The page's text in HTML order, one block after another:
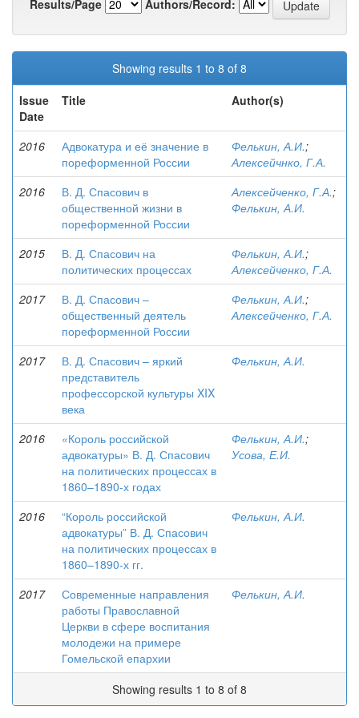
Results/Page
Authors/Record:
Showing results 1 to 8 of 8
Issue
Date
Title Author(s)
2016
Адвокатура и её значение в
пореформенной России
Фелькин, А.И.;
Алексейчнко, Г.А.
2016
В. Д. Спасович в
общественной жизни в
пореформенной России
Алексейченко, Г.А.;
Фелькин, А.И.
2015
В. Д. Спасович на
политических процессах
Фелькин, А.И.;
Алексейченко, Г.А.
2017
В. Д. Спасович –
общественный деятель
пореформенной России
Фелькин, А.И.;
Алексейченко, Г.А.
2017
В. Д. Спасович – яркий
представитель
профессорской культуры XIX
века
Фелькин, А.И.
2016
«Король российской
адвокатуры» В. Д. Спасович
на политических процессах в
1860–1890-х годах
Фелькин, А.И.;
Усова, Е.И.
2016
“Король российской
адвокатуры” В. Д. Спасович
на политических процессах в
1860–1890-х гг.
Фелькин, А.И.
2017
Современные направления
работы Православной
Церкви в сфере воспитания
молодежи на примере
Гомельской епархии
Фелькин, А.И.
Showing results 1 to 8 of 8